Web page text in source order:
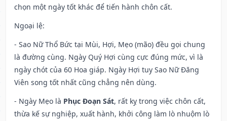
chọn một ngày tốt khác để tiến hành chôn cất.
Ngoại lệ:
- Sao Nữ Thổ Bức tại Mùi, Hợi, Mẹo (mão) đều gọi chung
là đường cùng. Ngày Quý Hợi cùng cực đúng mức, vì là
ngày chót của 60 Hoa giáp. Ngày Hợi tuy Sao Nữ Đăng
Viên song tốt nhất cũng chẳng nên dùng.
- Ngày Mẹo là Phục Đoạn Sát, rất kỵ trong việc chôn cất,
thừa kế sự nghiệp, xuất hành, khởi công làm lò nhuộm lò